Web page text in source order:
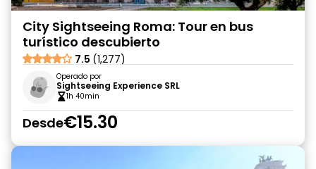
City Sightseeing Roma: Tour en bus
turístico descubierto
7.5 (1,277)
Operado por
Sightseeing Experience SRL
1h 40min
Desde€15.30